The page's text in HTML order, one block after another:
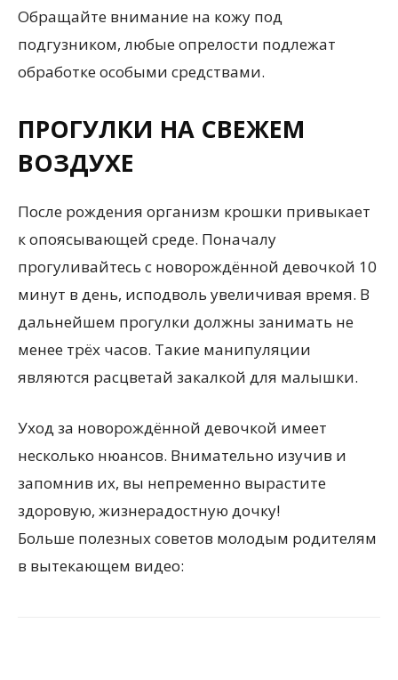
Обращайте внимание на кожу под
подгузником, любые опрелости подлежат
обработке особыми средствами.
ПРОГУЛКИ НА СВЕЖЕМ
ВОЗДУХЕ
После рождения организм крошки привыкает
к опоясывающей среде. Поначалу
прогуливайтесь с новорождённой девочкой 10
минут в день, исподволь увеличивая время. В
дальнейшем прогулки должны занимать не
менее трёх часов. Такие манипуляции
являются расцветай закалкой для малышки.
Уход за новорождённой девочкой имеет
несколько нюансов. Внимательно изучив и
запомнив их, вы непременно вырастите
здоровую, жизнерадостную дочку!
Больше полезных советов молодым родителям
в вытекающем видео: